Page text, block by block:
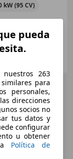
kW (95 CV)
pueda
263
para
personales,
direcciones
socios no
tus datos y
configurar
u obtener
Política de